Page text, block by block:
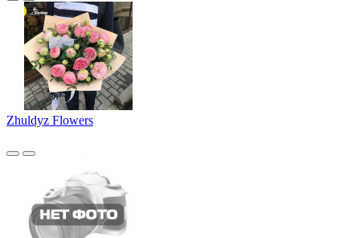
Zhuldyz Flowers